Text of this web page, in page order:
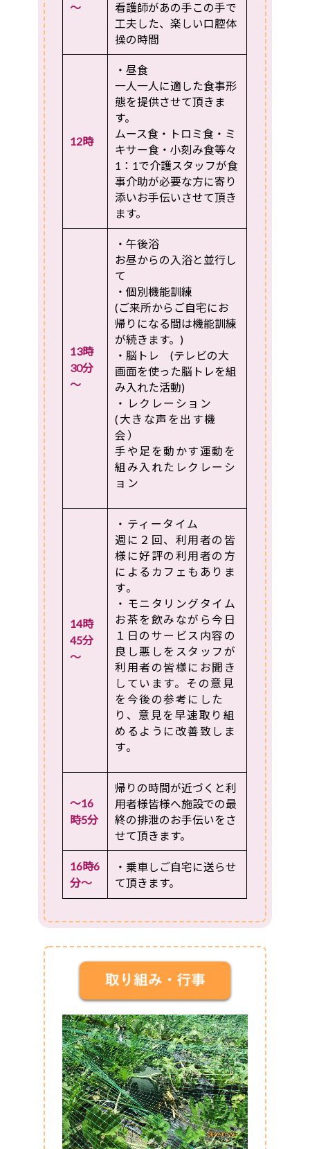
～
看護師があの手この手で
工夫した、楽しい口腔体
操の時間
12時
・昼食
一人一人に適した食事形
態を提供させて頂きま
す。
ムース食・トロミ食・ミ
キサー食・小刻み食等々
1：1で介護スタッフが食
事介助が必要な方に寄り
添いお手伝いさせて頂き
ます。
13時
30分
～
・午後浴
お昼からの入浴と並行し
て
・個別機能訓練
(ご来所からご自宅にお
帰りになる間は機能訓練
が続きます。)
・脳トレ (テレビの大
画面を使った脳トレを組
み入れた活動)
・レクレーション
(大きな声を出す機
会）
手や足を動かす運動を
組み入れたレクレーシ
ョン
14時
45分
～
・ティータイム
週に２回、利用者の皆
様に好評の利用者の方
によるカフェもありま
す。
・モニタリングタイム
お茶を飲みながら今日
１日のサービス内容の
良し悪しをスタッフが
利用者の皆様にお聞き
しています。その意見
を今後の参考にした
り、意見を早速取り組
めるように改善致しま
す。
～16
時5分
帰りの時間が近づくと利
用者様皆様へ施設での最
終の排泄のお手伝いをさ
せて頂きます。
16時6
分～
・乗車しご自宅に送らせ
て頂きます。